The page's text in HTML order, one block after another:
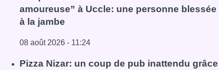
amoureuse” à Uccle: une personne blessée
à la jambe
08 août 2026 - 11:24
Lire l'article Coups de feu sur fond de “rivalité
Pizza Nizar: un coup de pub inattendu grâce